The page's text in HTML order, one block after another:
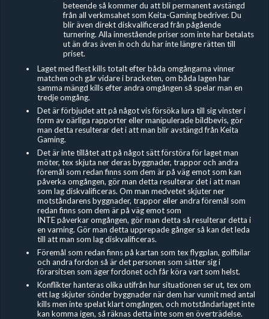
beteende så kommer du att bli permanent avstängd
från all verkmsahet som Keita-Gaming bedriver. Du
blir även direkt diskvalificerad från pågående
turnering. Alla innestående priser som inte har betalats
ut än dras även in och du har inte längre rätten till
priset.
Laget med flest kills totalt efter båda omgångarna vinner
matchen och går vidare i bracketen, om båda lagen har
samma mängd kills efter andra omgången så spelar man en
tredje omgång.
Det är förbjudet att på något vis försöka lura till sig vinster i
form av oärliga rapporter eller manipulerade bildbevis, gör
man detta resulterar det i att man blir avstängd från Keita
Gaming.
Det är inte tillåtet att på något sätt förstöra för laget man
möter, tex skjuta ner deras byggnader, trappor och andra
föremål som redan finns som dem är på väg emot som kan
påverka omgången, gör man detta resulterar det i att man
som lag diskvalificeras. Om man medvetet skjuter ner
motståndarens byggnader, trappor eller andra föremål som
redan finns som dem är på väg emot som
INTE påverkar omgången, gör man detta så resulterar detta i
en varning. Gör man detta upprepade gånger så kan det leda
till att man som lag diskvalificeras.
Föremål som redan finns på kartan som tex flygplan, golfbilar
och andra fordon så är det personen som sätter sig i
förarsitsen som äger fordonet och får köra vart som helst.
Konflikter hanteras olika utifrån hur situationen ser ut, tex om
ett lag skjuter sönder byggnader när dem har vunnit med antal
kills men inte spelat klart omgången, och motståndarlaget inte
kan komma igen, så räknas detta inte som en överträdelse.